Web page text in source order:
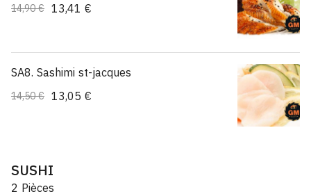
14,90 € 13,41 €
SA8. Sashimi st-jacques
14,50 € 13,05 €
SUSHI
2 Pièces